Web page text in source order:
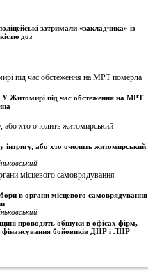
затримали «закладчика» із
доз
Житомирі під час обстеження на МРТ
інтригу, або хто очолить житомирський
в органи місцевого самоврядування
проводять обшуки в офісах фірм,
фінансування бойовиків ДНР і ЛНР